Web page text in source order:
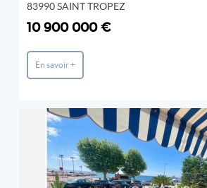
83990 SAINT TROPEZ
10 900 000 €
En savoir +
REF: 85909885BA
LOGÉAZUR IMMOBILIER
2